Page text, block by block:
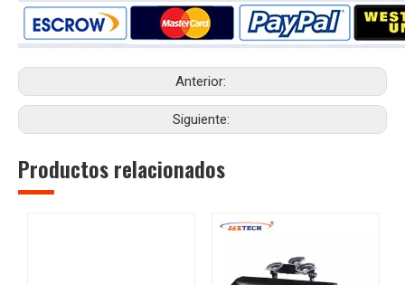
Anterior:
Siguiente:
Productos relacionados